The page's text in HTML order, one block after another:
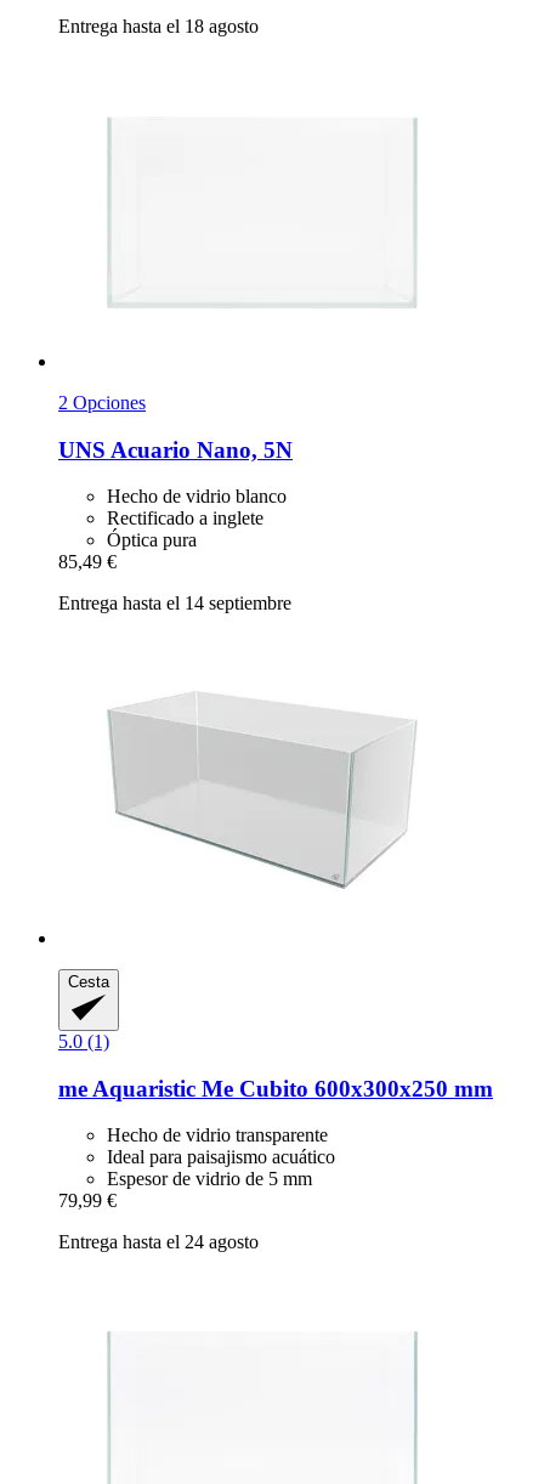
Entrega hasta el 18 agosto
2 Opciones
UNS Acuario Nano, 5N
Hecho de vidrio blanco
Rectificado a inglete
Óptica pura
85,49 €
Entrega hasta el 14 septiembre
Cesta
5.0 (1)
me Aquaristic Me Cubito 600x300x250 mm
Hecho de vidrio transparente
Ideal para paisajismo acuático
Espesor de vidrio de 5 mm
79,99 €
Entrega hasta el 24 agosto